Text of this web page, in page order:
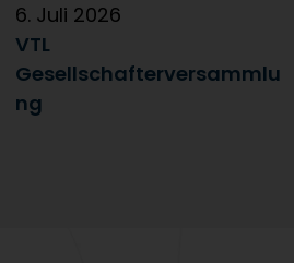
6. Juli 2026
VTL
Gesellschafterversammlu
ng